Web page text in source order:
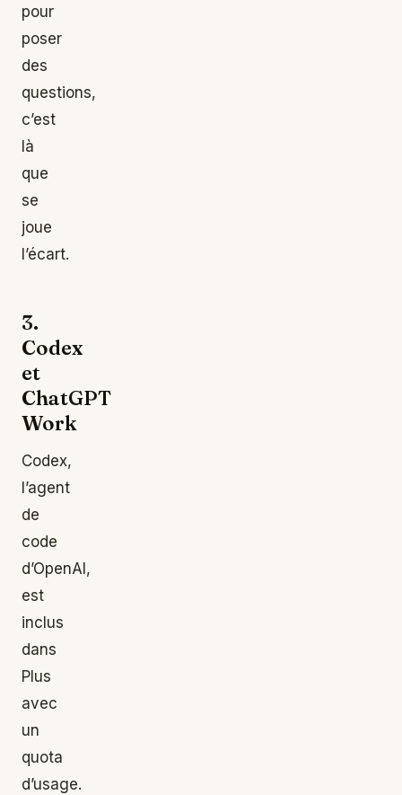
pour
poser
des
questions,
c’est
là
que
se
joue
l’écart.
3.
Codex
et
ChatGPT
Work
Codex,
l’agent
de
code
d’OpenAI,
est
inclus
dans
Plus
avec
un
quota
d’usage.